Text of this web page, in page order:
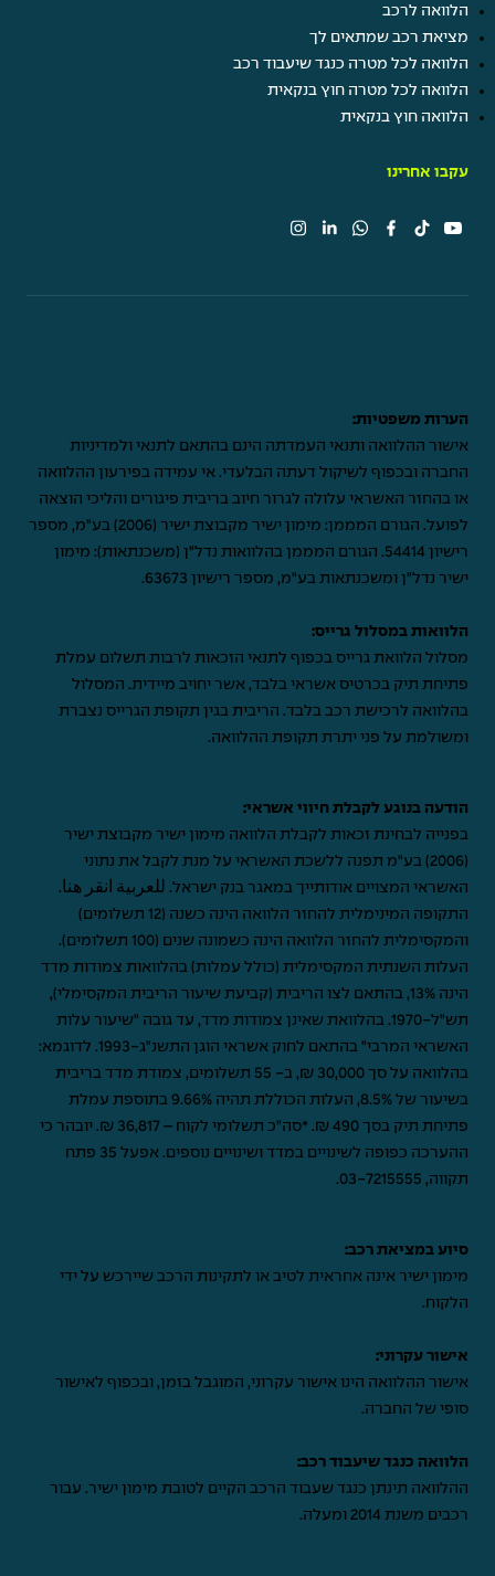
הלוואה לרכב
מציאת רכב שמתאים לך
הלוואה לכל מטרה כנגד שיעבוד רכב
הלוואה לכל מטרה חוץ בנקאית
הלוואה חוץ בנקאית
עקבו אחרינו
הערות משפטיות:
אישור ההלוואה ותנאי העמדתה הינם בהתאם לתנאי ולמדיניות
החברה ובכפוף לשיקול דעתה הבלעדי. אי עמידה בפירעון ההלוואה
או בהחזר האשראי עלולה לגרור חיוב בריבית פיגורים והליכי הוצאה
לפועל. הגורם המממן: מימון ישיר מקבוצת ישיר (2006) בע"מ, מספר
רישיון 54414. הגורם המממן בהלוואות נדל"ן (משכנתאות): מימון
ישיר נדל"ן ומשכנתאות בע"מ, מספר רישיון 63673.
הלוואות במסלול גרייס:
מסלול הלוואת גרייס בכפוף לתנאי הזכאות לרבות תשלום עמלת
פתיחת תיק בכרטיס אשראי בלבד, אשר יחויב מיידית. המסלול
בהלוואה לרכישת רכב בלבד. הריבית בגין תקופת הגרייס נצברת
ומשולמת על פני יתרת תקופת ההלוואה.
הודעה בנוגע לקבלת חיווי אשראי:
בפנייה לבחינת זכאות לקבלת הלוואה מימון ישיר מקבוצת ישיר
(2006) בע"מ תפנה ללשכת האשראי על מנת לקבל את נתוני
האשראי המצויים אודותייך במאגר בנק ישראל. للعربية انقر هنا.
התקופה המינימלית להחזר הלוואה הינה כשנה (12 תשלומים)
והמקסימלית להחזר הלוואה הינה כשמונה שנים (100 תשלומים).
העלות השנתית המקסימלית (כולל עמלות) בהלוואות צמודות מדד
הינה 13%, בהתאם לצו הריבית (קביעת שיעור הריבית המקסימלי),
תש"ל-1970. בהלוואת שאינן צמודות מדד, עד גובה "שיעור עלות
האשראי המרבי" בהתאם לחוק אשראי הוגן התשנ"ג-1993. לדוגמא:
בהלוואה על סך 30,000 ₪, ב- 55 תשלומים, צמודת מדד בריבית
בשיעור של 8.5%, העלות הכוללת תהיה 9.66% בתוספת עמלת
פתיחת תיק בסך 490 ₪. *סה"כ תשלומי לקוח – 36,817 ₪. יובהר כי
ההערכה כפופה לשינויים במדד ושינויים נוספים. אפעל 35 פתח
תקווה, 03-7215555
.
סיוע במציאת רכב:
מימון ישיר אינה אחראית לטיב או לתקינות הרכב שיירכש על ידי
הלקוח.
אישור עקרוני:
אישור ההלוואה הינו אישור עקרוני, המוגבל בזמן, ובכפוף לאישור
סופי של החברה.
הלוואה כנגד שיעבוד רכב:
ההלוואה תינתן כנגד שעבוד הרכב הקיים לטובת מימון ישיר. עבור
רכבים משנת 2014 ומעלה.